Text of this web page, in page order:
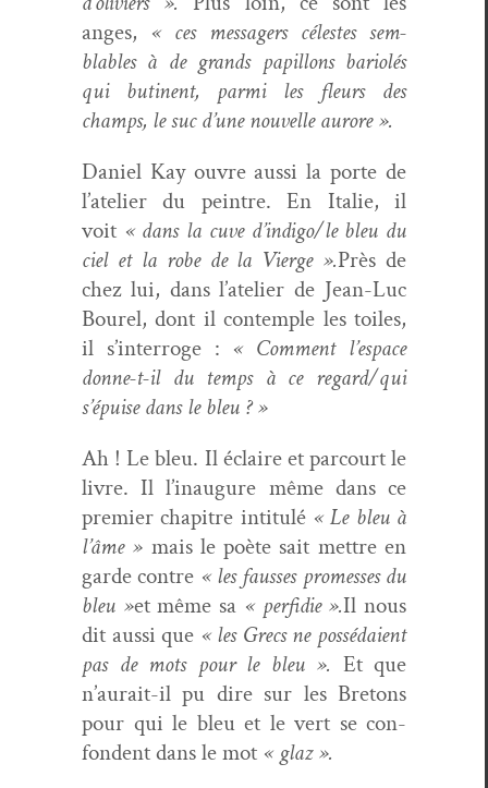
anges, « ces mes­sagers célestes sem­
blables à de grands papil­lons bar­i­olés
qui buti­nent, par­mi les fleurs des
champs, le suc d’une nou­velle aurore ».
Daniel Kay ouvre aus­si la porte de
l’atelier du pein­tre. En Ital­ie, il
voit « dans la cuve d’indigo/le bleu du
ciel et la robe de la Vierge ».Près de
chez lui, dans l’atelier de Jean-Luc
Bourel, dont il con­tem­ple les toiles,
il s’interroge : « Com­ment l’espace
donne-t-il du temps à ce regard/qui
s’épuise dans le bleu ? »
Ah ! Le bleu. Il éclaire et par­court le
livre. Il l’inaugure même dans ce
pre­mier chapitre inti­t­ulé « Le bleu à
l’âme » mais le poète sait met­tre en
garde con­tre « les fauss­es promess­es du
bleu »et même sa « per­fi­die ».Il nous
dit aus­si que « les Grecs ne pos­sé­daient
pas de mots pour le bleu ». Et que
n’aurait-il pu dire sur les Bre­tons
pour qui le bleu et le vert se con­
fondent dans le mot « glaz ».